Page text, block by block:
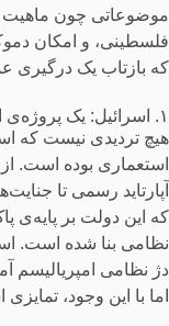
موضوعاتی چون ماهیت
فلسطینی، و امکان
که بازتاب یک درگیری
۱. اسرائیل: یک پروژه‌ی استعماری؛ اما مردم را با دولت یکی نکنیم
هیچ تردیدی نیست که
استعماری بوده است.
آپارتاید رسمی تا
که این دولت بر پایه‌ی
نظامی بنا شده است.
دژ نظامی امپریالیسم
اما با این وجود،